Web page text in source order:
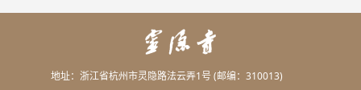
地址：浙江省杭州市灵隐路法云弄1号 (邮编：310013)